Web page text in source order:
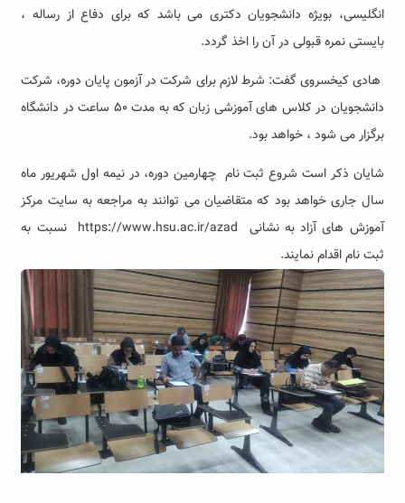
انگلیسی، بویژه دانشجویان دکتری می باشد که برای دفاع از رساله ،
بایستی نمره قبولی در آن را اخذ گردد.
هادی کیخسروی گفت: شرط لازم برای شرکت در آزمون پایان دوره، شرکت
دانشجویان در کلاس های آموزشی زبان که به مدت ۵۰ ساعت در دانشگاه
برگزار می شود ، خواهد بود.
شایان ذکر است شروع ثبت نام چهارمین دوره، در نیمه اول شهریور ماه
سال جاری خواهد بود که متقاضیان می توانند به مراجعه به سایت مرکز
آموزش های آزاد به نشانی
https://www.hsu.ac.ir/azad نسبت به
ثبت نام اقدام نمایند.